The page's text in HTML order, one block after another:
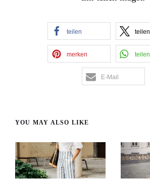
teilen teilen
merken teilen
E-Mail
YOU MAY ALSO LIKE